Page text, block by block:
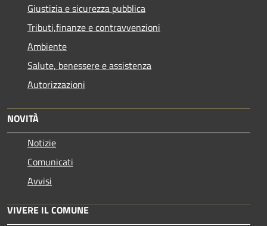
Giustizia e sicurezza pubblica
Tributi,finanze e contravvenzioni
Ambiente
Salute, benessere e assistenza
Autorizzazioni
NOVITÀ
Notizie
Comunicati
Avvisi
VIVERE IL COMUNE